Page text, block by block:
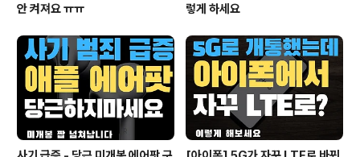
안 켜져요 ㅠㅠ
렇게 하세요